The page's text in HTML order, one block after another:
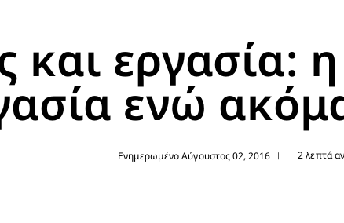
και εργασία:
ενώ
Ενημερωμένο Αύγουστος 02, 2016 | 2 λεπτά